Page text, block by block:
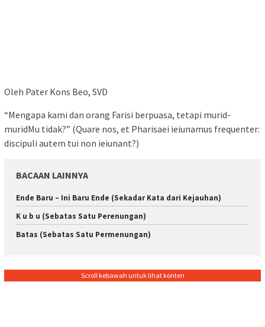
Oleh Pater Kons Beo, SVD
“Mengapa kami dan orang Farisi berpuasa, tetapi murid-
muridMu tidak?” (Quare nos, et Pharisaei ieiunamus frequenter:
discipuli autem tui non ieiunant?)
BACAAN LAINNYA
Ende Baru – Ini Baru Ende (Sekadar Kata dari Kejauhan)
K u b u (Sebatas Satu Perenungan)
Batas (Sebatas Satu Permenungan)
Scroll kebawah untuk lihat konten